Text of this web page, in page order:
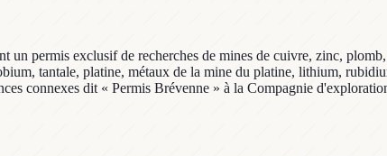
un permis exclusif de recherches de mines de cuivre, zinc,
tantale, platine, métaux de la mine du platine, lithium,
connexes dit « Permis Brévenne » à la Compagnie